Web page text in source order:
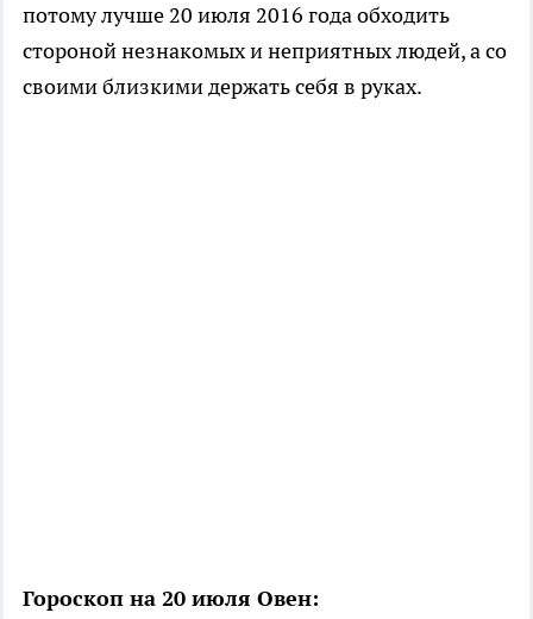
потому лучше 20 июля 2016 года обходить
стороной незнакомых и неприятных людей, а со
своими близкими держать себя в руках.
Гороскоп на 20 июля Овен: